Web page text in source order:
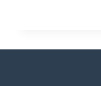
era: